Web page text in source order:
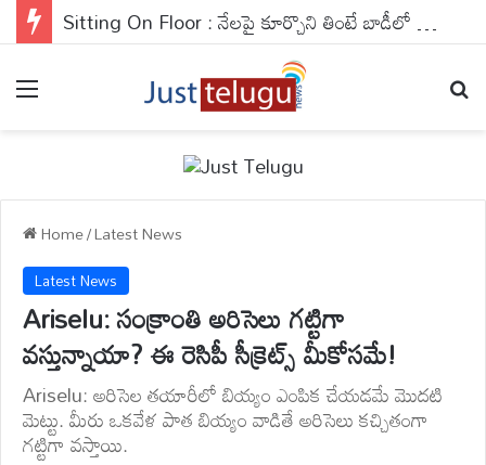
Sitting On Floor : నేలపై కూర్చొని తింటే బాడీలో జరిగే మ్యాజిక్ తెలుసా ? ఈ అలవాటుతో ఇక డాక్టర్‌తో పనే ఉండదు..
Home/Latest News
Latest News
Ariselu: సంక్రాంతి అరిసెలు గట్టిగా
వస్తున్నాయా? ఈ రెసిపీ సీక్రెట్స్ మీకోసమే!
Ariselu: అరిసెల తయారీలో బియ్యం ఎంపిక చేయడమే మొదటి
మెట్టు. మీరు ఒకవేళ పాత బియ్యం వాడితే అరిసెలు కచ్చితంగా
గట్టిగా వస్తాయి.